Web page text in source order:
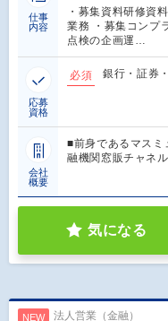
仕事
内容
・募集資料研修資
業務 ・募集コンプ
点検の企画運…
応募
資格
必須 銀行・証券
会社
概要
■前身であるマスミ
融機関窓販チャネ
気になる
NEW 法人営業（金融）